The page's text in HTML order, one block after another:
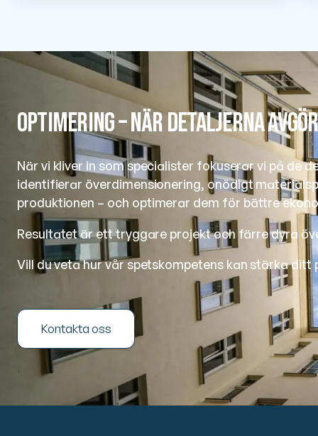
Optimering – när detaljerna avgör
När vi kliver in som specialister fokuserar vi på de
identifierar överdimensionering, onödigt
produktionen – och optimerar dem för bättre
Resultatet är ett tryggare projekt och färre dyra
Vill du veta hur vår spetskompetens kan stärka ditt
Kontakta oss